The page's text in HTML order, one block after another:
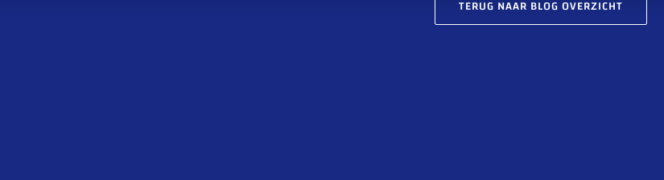
TERUG NAAR BLOG OVERZICHT